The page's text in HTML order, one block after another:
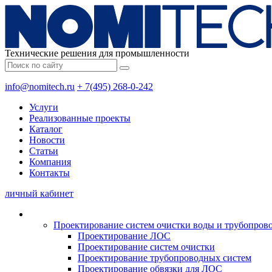
Технические решения для промышленности
info@nomitech.ru + 7(495) 268-0-242
Услуги
Реализованные проекты
Каталог
Новости
Статьи
Компания
Контакты
личный кабинет
Проектирование систем очистки воды и
Проектирование ЛОС
Проектирование систем очистки
Проектирование трубопроводных систем
Проектирование обвязки для ЛОС